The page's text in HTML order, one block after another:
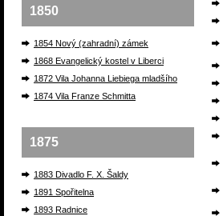
1850
1854 Nový (zahradní) zámek
1868 Evangelický kostel v Liberci
1872 Vila Johanna Liebiega mladšího
1874 Vila Franze Schmitta
1875
1883 Divadlo F. X. Šaldy
1891 Spořitelna
1893 Radnice